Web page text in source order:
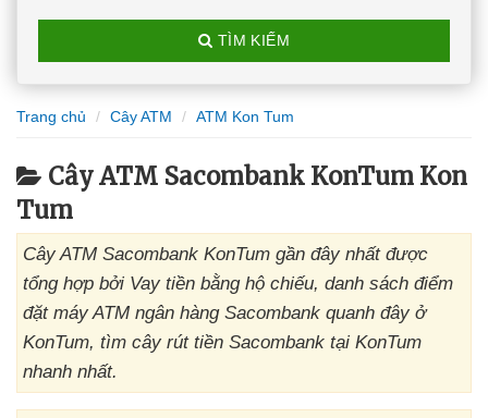
TÌM KIẾM
Trang chủ Cây ATM ATM Kon Tum
Cây ATM Sacombank KonTum Kon
Tum
Cây ATM Sacombank KonTum gần đây nhất được
tổng hợp bởi Vay tiền bằng hộ chiếu, danh sách điểm
đặt máy ATM ngân hàng Sacombank quanh đây ở
KonTum, tìm cây rút tiền Sacombank tại KonTum
nhanh nhất.